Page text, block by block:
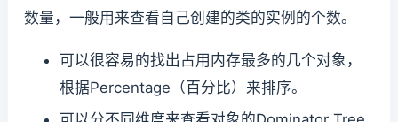
数量，一般用来查看自己创建的类的实例的个数。
可以很容易的找出占用内存最多的几个对象，
根据Percentage（百分比）来排序。